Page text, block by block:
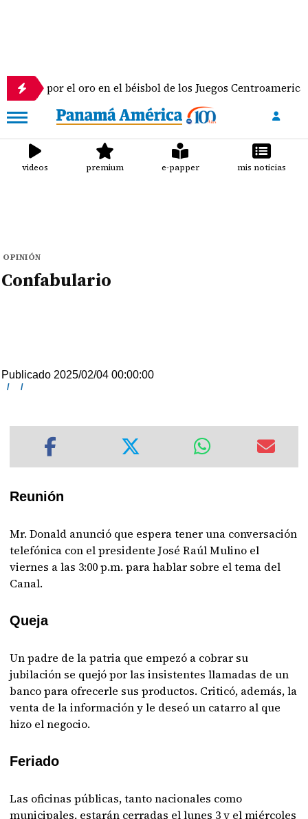
por el oro en el béisbol de los Juegos
videos premium e-papper mis noticias
OPINIÓN
Confabulario
Publicado 2025/02/04 00:00:00
/ /
Reunión
Mr. Donald anunció que espera tener una conversación
telefónica con el presidente José Raúl Mulino el
viernes a las 3:00 p.m. para hablar sobre el tema del
Canal.
Queja
Un padre de la patria que empezó a cobrar su
jubilación se quejó por las insistentes llamadas de un
banco para ofrecerle sus productos. Criticó, además, la
venta de la información y le deseó un catarro al que
hizo el negocio.
Feriado
Las oficinas públicas, tanto nacionales como
municipales, estarán cerradas el lunes 3 y el miércoles